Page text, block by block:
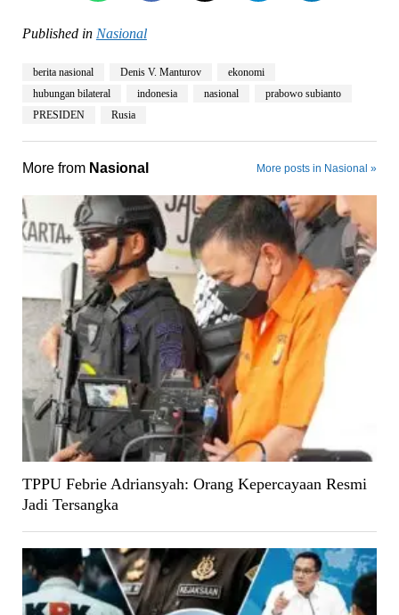
Published in Nasional
berita nasional Denis V. Manturov
ekonomi
hubungan bilateral
indonesia nasional
prabowo subianto
PRESIDEN
Rusia
More from Nasional More posts in Nasional »
TPPU Febrie Adriansyah: Orang Kepercayaan Resmi
Jadi Tersangka